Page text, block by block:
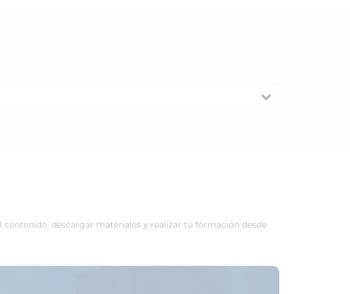
descargar materiales y realizar tu formación desde